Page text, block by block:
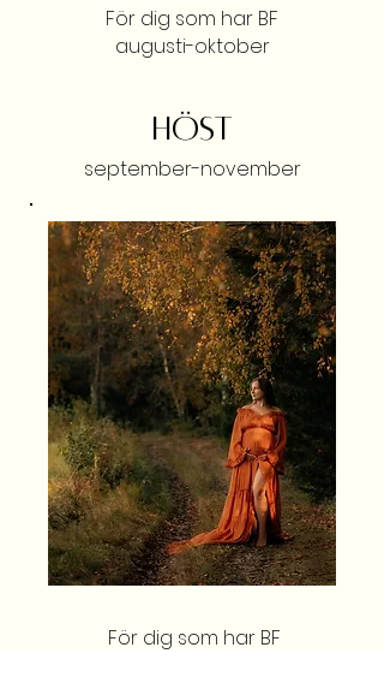
För dig som har BF
augusti-oktober
HÖST
september-november
För dig som har BF